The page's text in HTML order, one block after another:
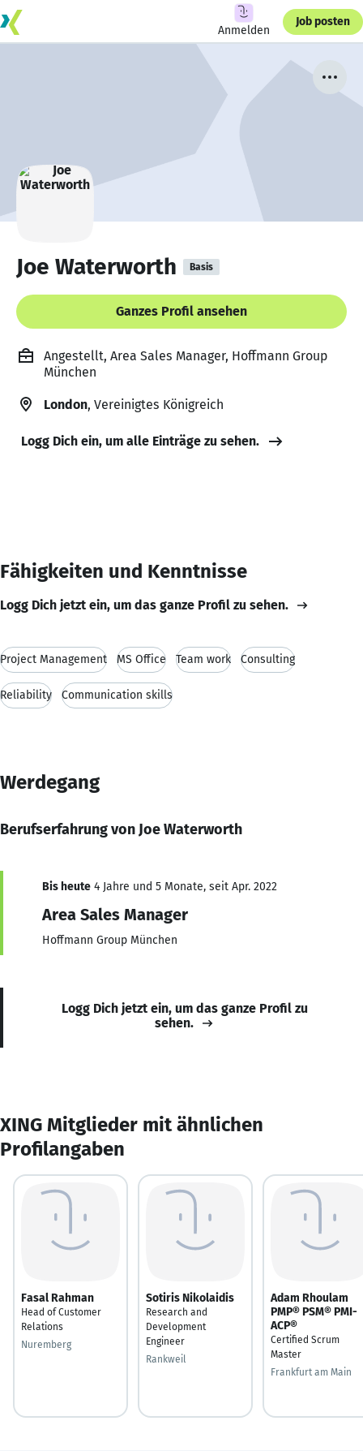
Anmelden
Job posten
Joe Waterworth Basis
Ganzes Profil ansehen
Angestellt, Area Sales Manager, Hoffmann Group
München
London, Vereinigtes Königreich
Logg Dich ein, um alle Einträge zu sehen.
Fähigkeiten und Kenntnisse
Logg Dich jetzt ein, um das ganze Profil zu sehen.
Project Management MS Office Team work Consulting
Reliability Communication skills
Werdegang
Berufserfahrung von Joe Waterworth
Bis heute 4 Jahre und 5 Monate, seit Apr. 2022
Area Sales Manager
Hoffmann Group München
Logg Dich jetzt ein, um das ganze Profil zu
sehen.
XING Mitglieder mit ähnlichen
Profilangaben
Fasal Rahman
Head of Customer
Relations
Nuremberg
Sotiris Nikolaidis
Research and
Development
Engineer
Rankweil
Adam Rhoulam
PMP® PSM® PMI-
ACP®
Certified Scrum
Master
Frankfurt am Main